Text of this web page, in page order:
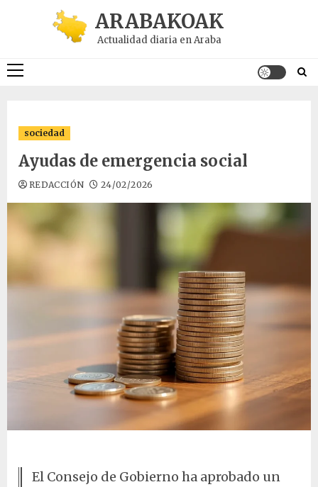
ARABAKOAK
Actualidad diaria en Araba
Menú
sociedad
Ayudas de emergencia social
REDACCIÓN 24/02/2026
El Consejo de Gobierno ha aprobado un